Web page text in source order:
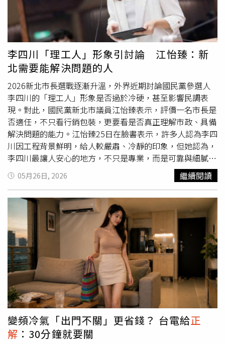
李四川「理工人」形象引討論 江怡臻：新
北需要能解決問題的人
2026新北市長選戰逐漸升溫，外界近期討論國民黨參選人
李四川的「理工人」形象是否過於冷硬，甚至影響民調表
現。對此，國民黨新北市議員江怡臻表示，評價一名市長是
否適任，不只看行銷包裝，更要看是否真正理解市政、具備
解決問題的能力。江怡臻25日在臉書表示，許多人認為李四
川因工程背景鮮明，給人較嚴肅、冷靜的印象，但她認為，
李四川最讓人安心的地方，不只是專業，而是可靠與細膩的
一面。江怡臻指出，自己過去曾在新北市府擔任副發言人，
與李四川共事過。她回憶，2022年首次競選連任時壓力很
需要協助，讓她感受到對方體貼的一面。她也提到，先前曾
帶李四川拜訪在三峽推動地方創生的人士，討論三峽河整治
與河岸營造。當時李四川一到現場，便能迅速掌握問題，並
提出可能方向，也分享過去整治磺港溪的經驗。江怡臻表
示，李四川並非只會喊口號，而是真的懂治理、懂工程，也
能看見地方痛點。她強調，新北需要的不是只擅長行銷的
人，而是能提出具體內容、真 正解決問題的人。
05月26日, 2026 繼續閱讀
變頻冷氣「出門不關」更省錢？ 台電給正
解 ：30分鐘就要關